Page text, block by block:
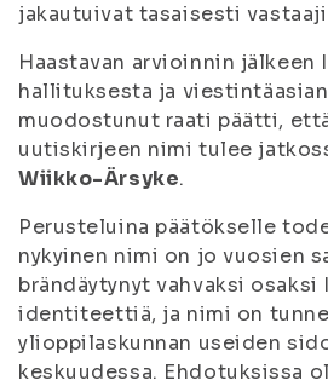
jakautuivat tasaisesti
Haastavan arvioinnin jälkeen
hallituksesta ja
muodostunut raati päätti,
uutiskirjeen nimi tulee
Wiikko-Ärsyke.
Perusteluina päätökselle
nykyinen nimi on jo vuosien
brändäytynyt vahvaksi osaksi
identiteettiä, ja nimi on
ylioppilaskunnan useiden
keskuudessa. Ehdotuksissa